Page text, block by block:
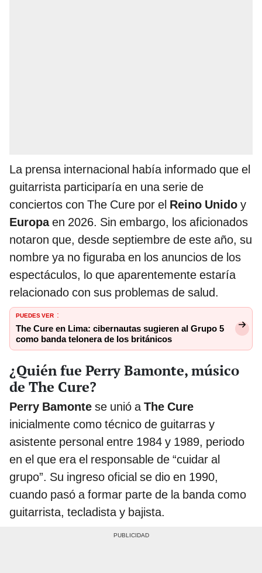
La prensa internacional había informado que el
guitarrista participaría en una serie de
conciertos con The Cure por el Reino Unido y
Europaen 2026. Sin embargo, los aficionados
notaron que, desde septiembre de este año, su
nombre ya no figuraba en los anuncios de los
espectáculos, lo que aparentemente estaría
relacionado con sus problemas de salud.
PUEDES VER :
The Cure en Lima: cibernautas sugieren al Grupo 5
como banda telonera de los británicos
¿Quién fue Perry Bamonte, músico
de The Cure?
Perry Bamonte se unió aThe Cure
inicialmente como técnico de guitarras y
asistente personal entre 1984 y 1989, periodo
en el que era el responsable de “cuidar al
grupo”. Su ingreso oficial se dio en 1990,
cuando pasó a formar parte de la banda como
guitarrista, tecladista y bajista.